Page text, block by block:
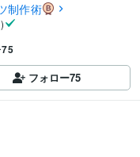
制作術
75
フォロー75